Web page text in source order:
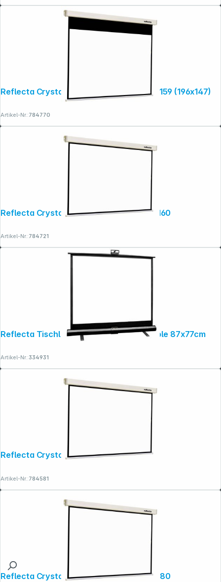
Reflecta Crystal-Line Motor RC lux 200x159 (196x147)
Artikel-Nr.:784770
Reflecta Crystal-Line Motor RC lux 160x160
Artikel-Nr.:784721
Reflecta Tischlichtbildwand ultra-portable 87x77cm
Artikel-Nr.:334931
Reflecta Crystal-Line Rollo lux 300x300
Artikel-Nr.:784581
Reflecta Crystal-Line Rollo Softlift 180x180